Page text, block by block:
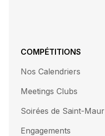
COMPÉTITIONS
Nos Calendriers
Meetings Clubs
Soirées de Saint-Maur
Engagements